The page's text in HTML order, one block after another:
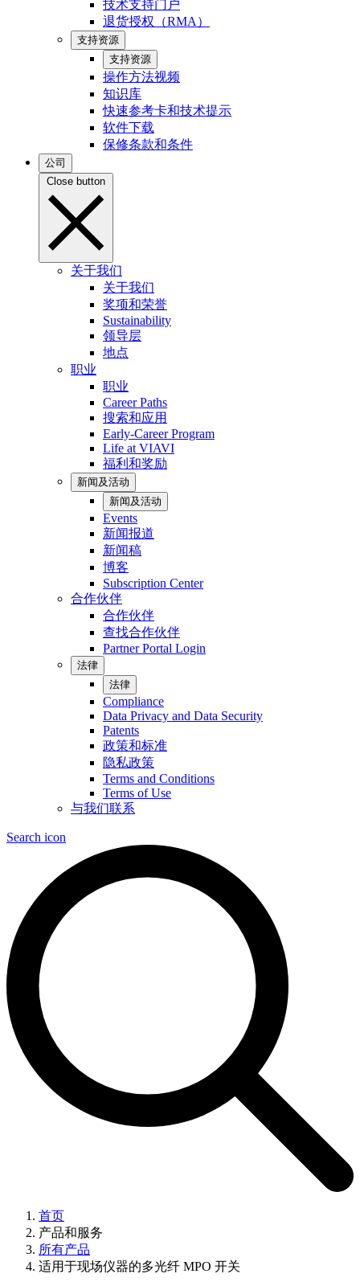
技术支持门户
退货授权（RMA）
支持资源
支持资源
操作方法视频
知识库
快速参考卡和技术提示
软件下载
保修条款和条件
公司
Close button
关于我们
关于我们
奖项和荣誉
Sustainability
领导层
地点
职业
职业
Career Paths
搜索和应用
Early-Career Program
Life at VIAVI
福利和奖励
新闻及活动
新闻及活动
Events
新闻报道
新闻稿
博客
Subscription Center
合作伙伴
合作伙伴
查找合作伙伴
Partner Portal Login
法律
法律
Compliance
Data Privacy and Data Security
Patents
政策和标准
隐私政策
Terms and Conditions
Terms of Use
与我们联系
Search icon
首页
产品和服务
所有产品
适用于现场仪器的多光纤 MPO 开关